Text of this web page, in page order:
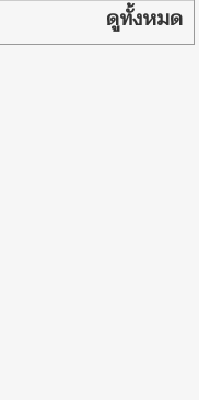
ดูทั้งหมด